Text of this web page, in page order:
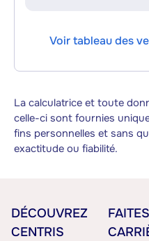
Voir tableau des
La calculatrice et toute
celle-ci sont fournies
fins personnelles et sans
exactitude ou fiabilité.
DÉCOUVREZ
CENTRIS
FAITES